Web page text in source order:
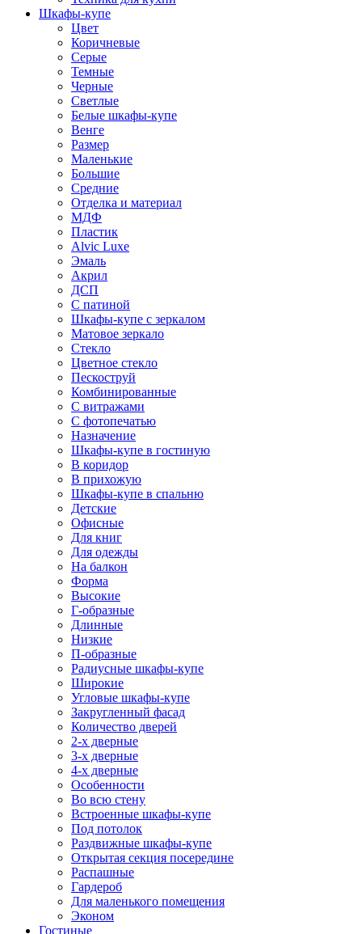
Шкафы-купе
Цвет
Коричневые
Серые
Темные
Черные
Светлые
Белые шкафы-купе
Венге
Размер
Маленькие
Большие
Средние
Отделка и материал
МДФ
Пластик
Alvic Luxe
Эмаль
Акрил
ДСП
С патиной
Шкафы-купе с зеркалом
Матовое зеркало
Стекло
Цветное стекло
Пескоструй
Комбинированные
С витражами
С фотопечатью
Назначение
Шкафы-купе в гостиную
В коридор
В прихожую
Шкафы-купе в спальню
Детские
Офисные
Для книг
Для одежды
На балкон
Форма
Высокие
Г-образные
Длинные
Низкие
П-образные
Радиусные шкафы-купе
Широкие
Угловые шкафы-купе
Закругленный фасад
Количество дверей
2-х дверные
3-х дверные
4-х дверные
Особенности
Во всю стену
Встроенные шкафы-купе
Под потолок
Раздвижные шкафы-купе
Открытая секция посередине
Распашные
Гардероб
Для маленького помещения
Эконом
Гостиные